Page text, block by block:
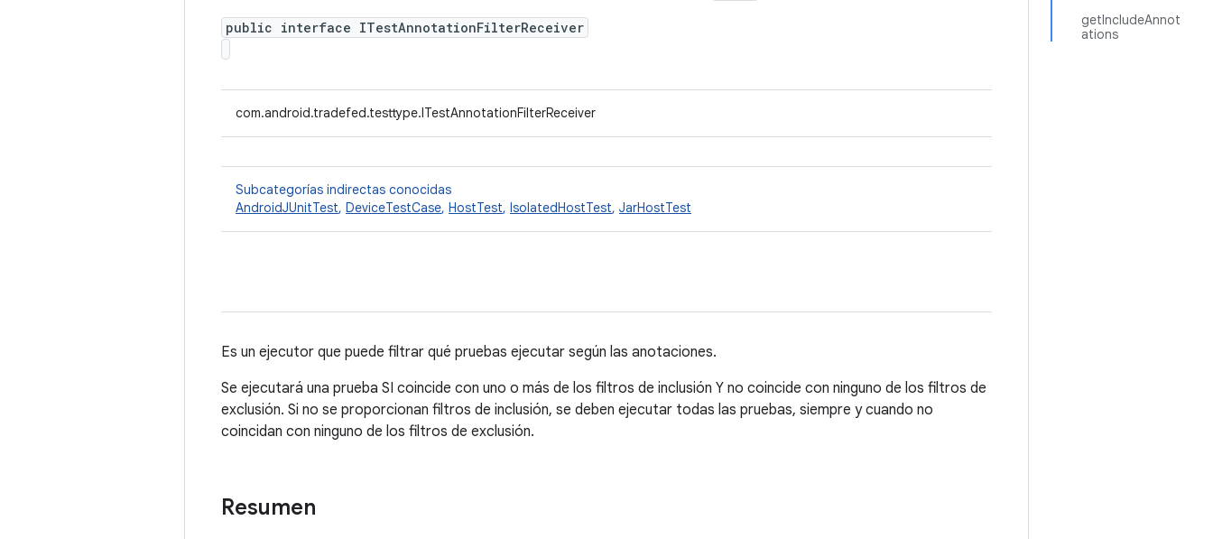
getIncludeAnnot
ations
public interface ITestAnnotationFilterReceiver
com.android.tradefed.testtype.ITestAnnotationFilterReceiver
Subcategorías indirectas conocidas
AndroidJUnitTest, DeviceTestCase, HostTest, IsolatedHostTest, JarHostTest
Es un ejecutor que puede filtrar qué pruebas ejecutar según las anotaciones.
Se ejecutará una prueba SI coincide con uno o más de los filtros de inclusión Y no coincide con ninguno de los filtros de
exclusión. Si no se proporcionan filtros de inclusión, se deben ejecutar todas las pruebas, siempre y cuando no
coincidan con ninguno de los filtros de exclusión.
Resumen